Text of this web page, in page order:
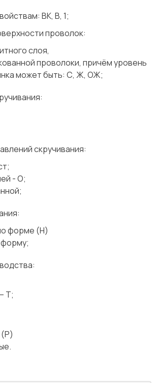
ВК, В, 1;
проволок:
слоя,
проволоки, причём уровень
может быть: С, Ж, ОЖ;
скручивания:
- О;
форме (Н)
Т;